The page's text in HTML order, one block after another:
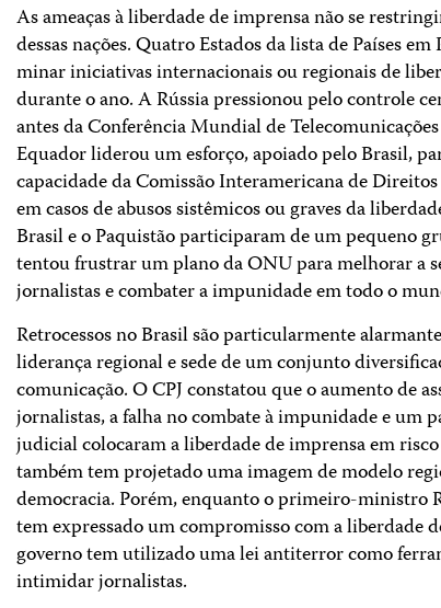
As ameaças à liberdade de imprensa não se
dessas nações. Quatro Estados da lista de Países
minar iniciativas internacionais ou regionais de
durante o ano. A Rússia pressionou pelo controle
antes da Conferência Mundial de
Equador liderou um esforço, apoiado pelo Brasil,
capacidade da Comissão Interamericana de
em casos de abusos sistêmicos ou graves da
Brasil e o Paquistão participaram de um pequeno
tentou frustrar um plano da ONU para melhorar a
jornalistas e combater a impunidade em todo o
Retrocessos no Brasil são particularmente
liderança regional e sede de um conjunto
comunicação. O CPJ constatou que o aumento de
jornalistas, a falha no combate à impunidade e um
judicial colocaram a liberdade de imprensa em
também tem projetado uma imagem de modelo
democracia. Porém, enquanto o primeiro-ministro
tem expressado um compromisso com a liberdade
governo tem utilizado uma lei antiterror como
intimidar jornalistas.